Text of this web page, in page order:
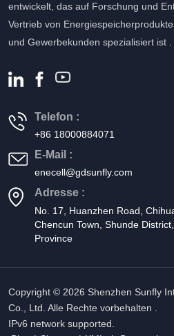
entwickelt, das auf Forschung und
Vertrieb von
und Gewerbekunden spezialisiert ist .
Telefon :
+86 18000884071
E-Mail :
enecell@gdsunfly.com
Adresse :
No. 17, Huanzhen Road,
Chencun Town, Shunde
Province
Copyright © 2026 Shenzhen Sunfly
Co., Ltd. Alle Rechte vorbehalten .
IPv6 network supported.